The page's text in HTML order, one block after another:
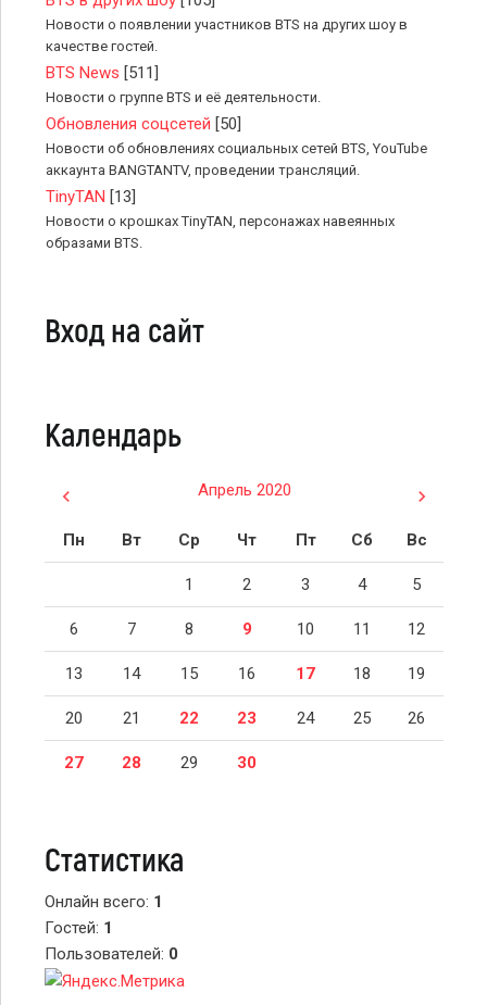
Новости о появлении участников BTS на других шоу в
качестве гостей.
BTS News [511]
Новости о группе BTS и её деятельности.
Обновления соцсетей [50]
Новости об обновлениях социальных сетей BTS, YouTube
аккаунта BANGTANTV, проведении трансляций.
TinyTAN [13]
Новости о крошках TinyTAN, персонажах навеянных
образами BTS.
Вход на сайт
Календарь
Апрель 2020
Пн Вт Ср Чт Пт Сб Вс
1 2 3 4 5
6 7 8 9 10 11 12
13 14 15 16 17 18 19
20 21 22 23 24 25 26
27 28 29 30
Статистика
Онлайн всего: 1
Гостей: 1
Пользователей: 0